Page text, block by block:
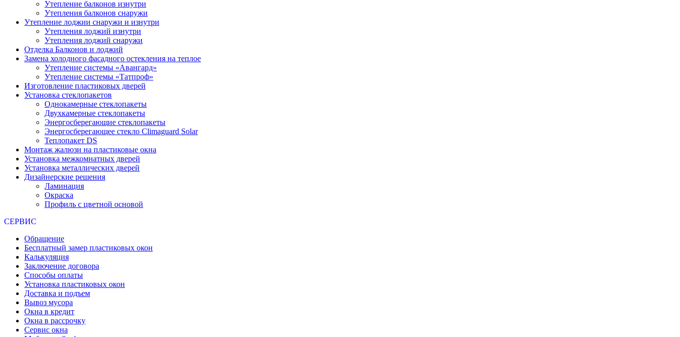
Утепление балконов изнутри
Утепления балконов снаружи
Утепление лоджии снаружи и изнутри
Утепления лоджий изнутри
Утепления лоджий снаружи
Отделка Балконов и лоджий
Замена холодного фасадного остекления на теплое
Утепление системы «Авангард»
Утепление системы «Татпроф»
Изготовление пластиковых дверей
Установка стеклопакетов
Однокамерные стеклопакеты
Двухкамерные стеклопакеты
Энергосберегающие стеклопакеты
Энергосберегающее стекло Climaguard Solar
Теплопакет DS
Монтаж жалюзи на пластиковые окна
Установка межкомнатных дверей
Установка металлических дверей
Дизайнерские решения
Ламинация
Окраска
Профиль с цветной основой
СЕРВИС
Обращение
Бесплатный замер пластиковых окон
Калькуляция
Заключение договора
Способы оплаты
Установка пластиковых окон
Доставка и подъем
Вывоз мусора
Окна в кредит
Окна в рассрочку
Сервис окна